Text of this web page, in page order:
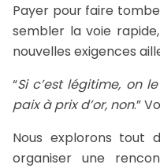
Payer pour faire
sembler la voie
nouvelles exigences
“Si c’est légitime, on
paix à prix d’or, non.”
Nous explorons tout
organiser une